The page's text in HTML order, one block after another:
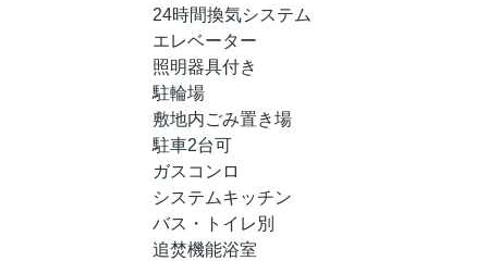
24時間換気システム
エレベーター
照明器具付き
駐輪場
敷地内ごみ置き場
駐車2台可
ガスコンロ
システムキッチン
バス・トイレ別
追焚機能浴室